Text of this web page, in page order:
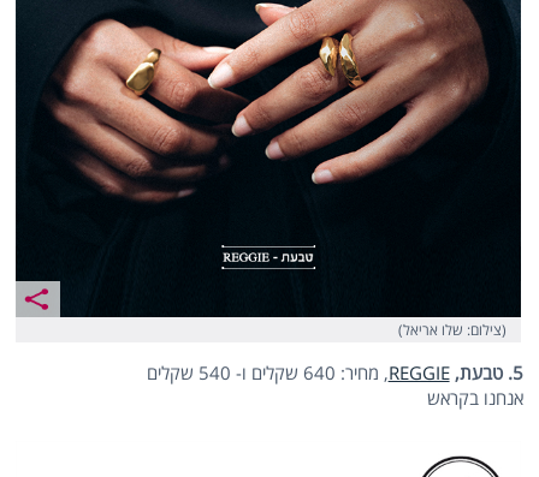
(צילום: שלו אריאל)
5. טבעת, REGGIE, מחיר: 640 שקלים ו- 540 שקלים
אנחנו בקראש